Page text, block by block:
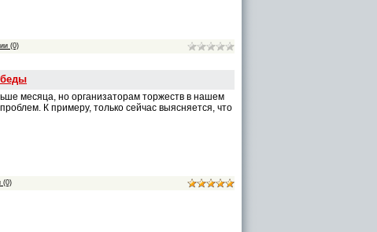
(0)
месяца, но организаторам торжеств в нашем
К примеру, только сейчас выясняется, что
(0)